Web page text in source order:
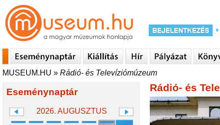
MUSEUM.HU » Rádió- és Televíziómúzeum
Eseménynaptár
2026. AUGUSZTUS
Rádió- és